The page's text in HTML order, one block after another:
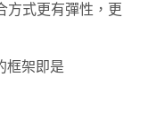
方式更有彈性，更
框架即是